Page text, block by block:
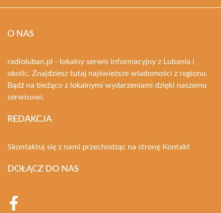
O NAS
radioluban.pl - lokalny serwis informacyjny z Lubania i
okolic. Znajdziesz tutaj najświeższe wiadomości z regionu.
Bądź na bieżąco z lokalnymi wydarzeniami dzięki naszemu
serwisowi.
REDAKCJA
Skontaktuj się z nami przechodząc na stronę Kontakt
DOŁĄCZ DO NAS